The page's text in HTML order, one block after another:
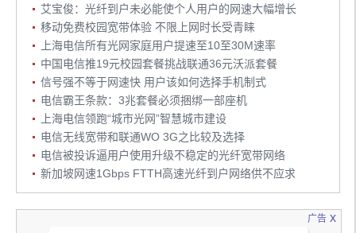
艾宝俊：光纤到户未必能使个人用户的网速大幅增长
移动免费校园宽带体验 不限上网时长受青睐
上海电信所有光网家庭用户提速至10至30M速率
中国电信推19元校园套餐挑战联通36元沃派套餐
信号强不等于网速快 用户该如何选择手机制式
电信霸王条款：3兆套餐必须捆绑一部座机
上海电信领跑“城市光网”智慧城市建设
电信无线宽带和联通WO 3G之比较及选择
电信被投诉逼用户使用升级不稳定的光纤宽带网络
新加坡网速1Gbps FTTH高速光纤到户网络供不应求
广告 x